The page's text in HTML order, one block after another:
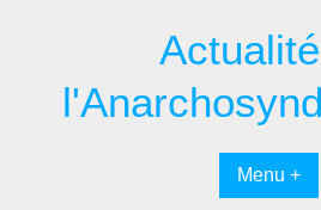
Menu +